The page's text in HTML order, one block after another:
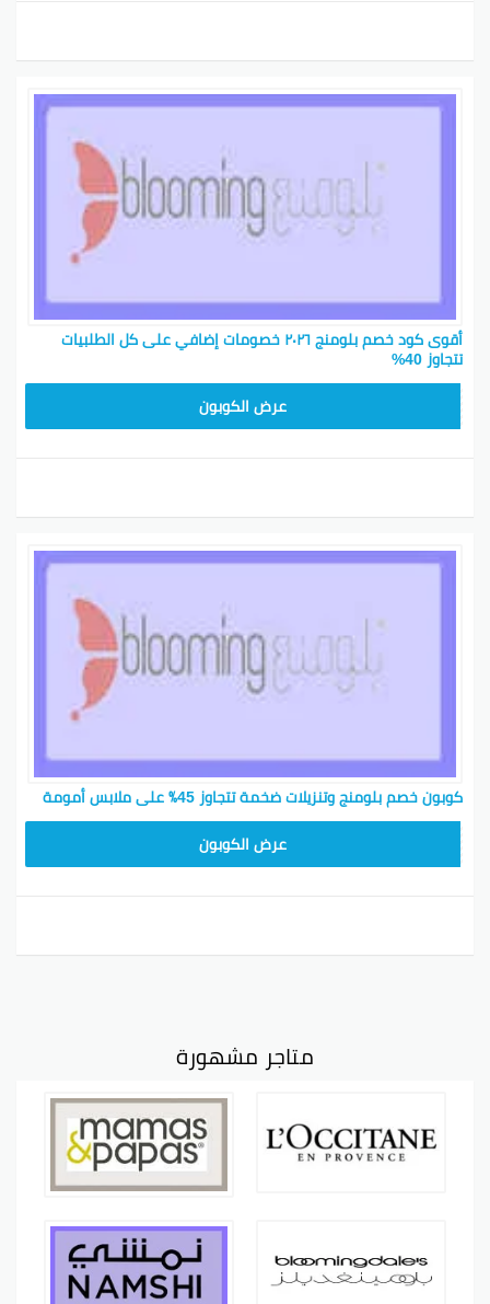
أقوى كود خصم بلومنج ٢٠٢٦ خصومات إضافي على كل الطلبيات
تتجاوز 40%
عرض الكوبون
كوبون خصم بلومنج وتنزيلات ضخمة تتجاوز 45٪ على ملابس أمومة
عرض الكوبون
متاجر مشهورة